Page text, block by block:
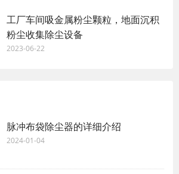
工厂车间吸金属粉尘颗粒，地面沉积
粉尘收集除尘设备
2023-06-22
脉冲布袋除尘器的详细介绍
2024-01-04